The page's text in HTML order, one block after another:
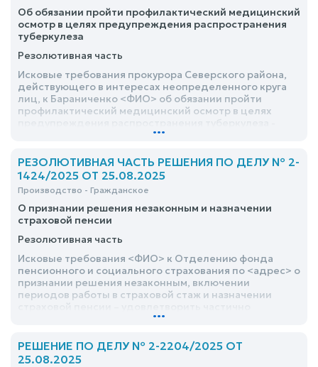
Об обязании пройти профилактический медицинский
осмотр в целях предупреждения распространения
туберкулеза
Резолютивная часть
Исковые требования прокурора Северского района,
действующего в интересах неопределенного круга
лиц, к Бараниченко <ФИО> об обязании пройти
профилактический медицинский осмотр в целях
...
РЕЗОЛЮТИВНАЯ ЧАСТЬ РЕШЕНИЯ ПО ДЕЛУ № 2-
1424/2025 ОТ 25.08.2025
Производство - Гражданское
О признании решения незаконным и назначении
страховой пенсии
Резолютивная часть
Исковые требования <ФИО> к Отделению фонда
пенсионного и социального страхования по <адрес> о
признании решения незаконным, включении
периодов работы в страховой стаж и назначении
...
РЕШЕНИЕ ПО ДЕЛУ № 2-2204/2025 ОТ
25.08.2025